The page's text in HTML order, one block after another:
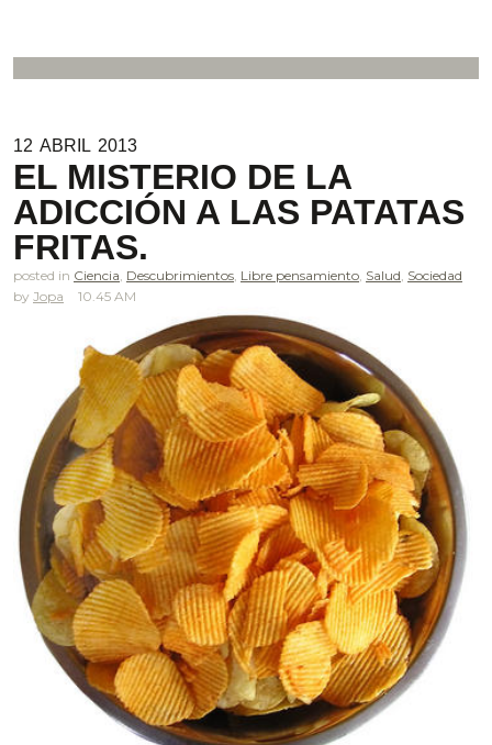
12 ABRIL 2013
EL MISTERIO DE LA
ADICCIÓN A LAS PATATAS
FRITAS.
posted in Ciencia, Descubrimientos, Libre pensamiento, Salud, Sociedad
Jopa
10.45 AM